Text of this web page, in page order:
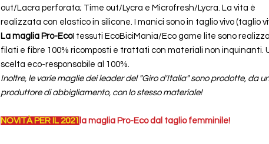
out/Lacra perforata; Time out/Lycra e Microfresh/Lycra. La vita è
realizzata con elastico in silicone. I manici sono in taglio vivo (taglio
La maglia Pro-EcoI tessuti EcoBiciMania/Eco game lite sono
filati e fibre 100% ricomposti e trattati con materiali non inquinanti.
scelta eco-responsabile al 100%.
Inoltre, le varie maglie dei leader del "Giro d'Italia" sono prodotte, da
produttore di abbigliamento, con lo stesso materiale!
NOVITÀ PER IL 2021 la maglia Pro-Eco dal taglio femminile!